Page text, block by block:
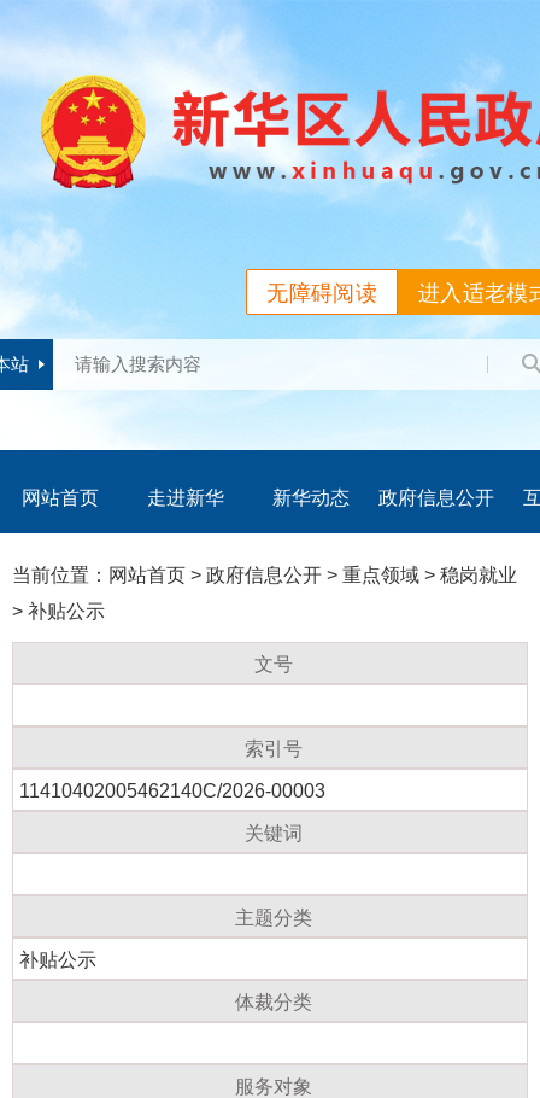
进入适老模
无障碍阅读
站
网站首页 走进新华 新华动态 政府信息公开
当前位置： 网站首页 > 政府信息公开 > 重点领域 > 稳岗就业
> 补贴公示
文号
索引号
11410402005462140C/2026-00003
关键词
主题分类
补贴公示
体裁分类
服务对象